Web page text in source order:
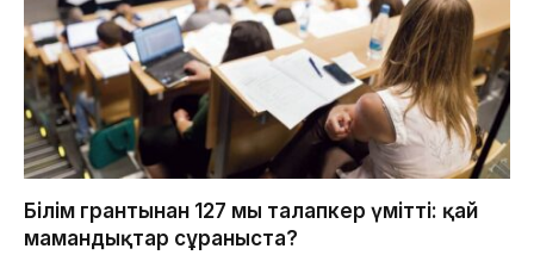
Білім грантынан 127 мың талапкер үмітті: қай
мамандықтар сұраныста?